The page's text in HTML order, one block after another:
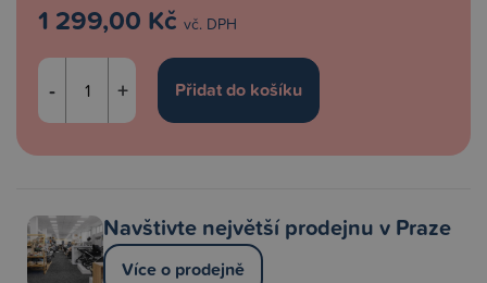
1 299,00 Kč vč. DPH
- +
Navštivte největší prodejnu v Praze
Více o prodejně